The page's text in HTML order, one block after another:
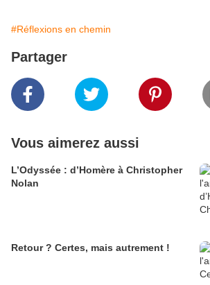
#Réflexions en chemin
Partager
Vous aimerez aussi
L’Odyssée : d’Homère à Christopher
Nolan
Retour ? Certes, mais autrement !